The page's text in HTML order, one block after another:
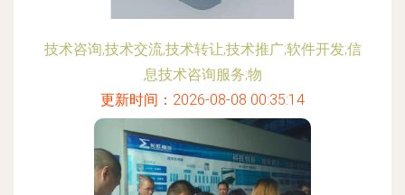
技术咨询,技术交流,技术转让,技术推广;软件开发;信
息技术咨询服务;物
更新时间：2026-08-08 00:35:14